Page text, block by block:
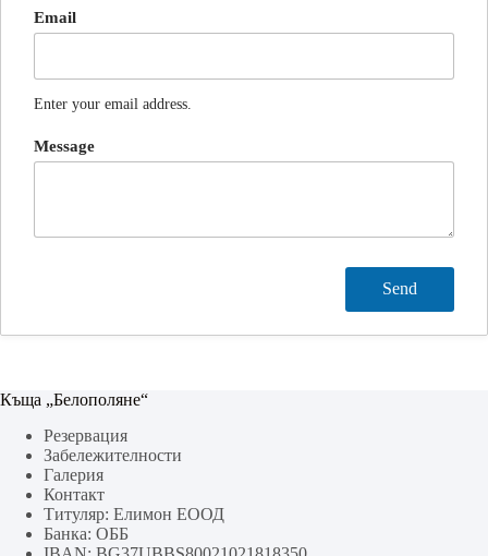
Email
Enter your email address.
Message
Къща „Белополяне“
Резервация
Забележителности
Галерия
Контакт
Титуляр: Елимон ЕООД
Банка: ОББ